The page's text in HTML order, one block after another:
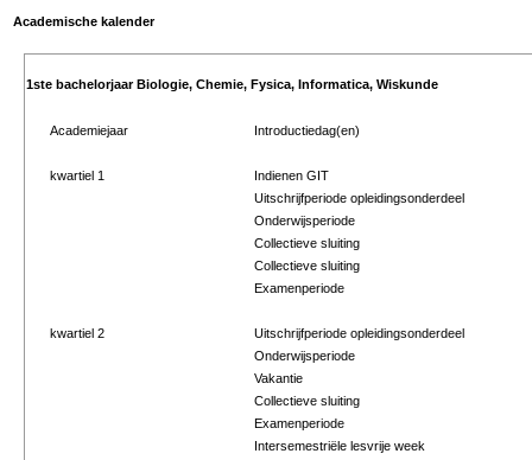
Academische kalender
1ste bachelorjaar Biologie, Chemie, Fysica, Informatica, Wiskunde
Academiejaar Introductiedag(en)
kwartiel 1
Indienen GIT
Uitschrijfperiode opleidingsonderdeel
Onderwijsperiode
Collectieve sluiting
Collectieve sluiting
Examenperiode
kwartiel 2
Uitschrijfperiode opleidingsonderdeel
Onderwijsperiode
Vakantie
Collectieve sluiting
Examenperiode
Intersemestriële lesvrije week